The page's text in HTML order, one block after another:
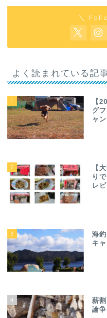
＼
よく読まれている記
1
【
グ
ャ
2
【
り
レ
3
海
キ
4
薪
論